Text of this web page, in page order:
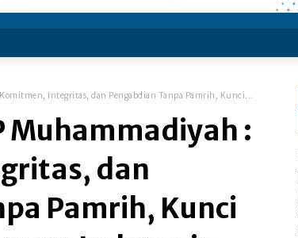
Integritas, dan Pengabdian Tanpa Pamrih, Kunci...
Muhammadiyah :
dan
Pamrih, Kunci